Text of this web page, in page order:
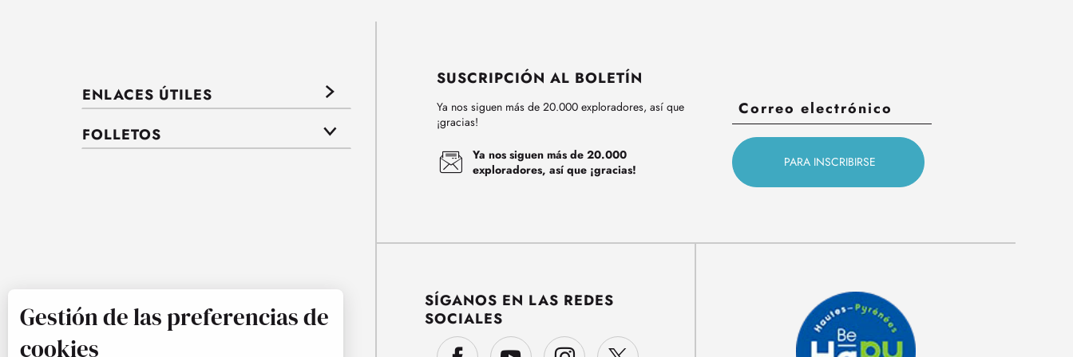
ENLACES ÚTILES
FOLLETOS
SUSCRIPCIÓN AL BOLETÍN
Ya nos siguen más de 20.000 exploradores, así que
¡gracias!
Ya nos siguen más de 20.000
exploradores, así que ¡gracias!
SÍGANOS EN LAS REDES
SOCIALES
Gestión de las preferencias de
cookies